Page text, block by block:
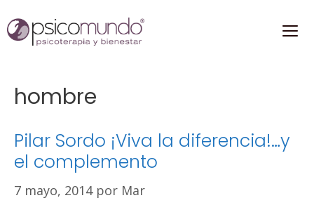
al
contenido
hombre
Pilar Sordo ¡Viva la diferencia!…y
el complemento
7 mayo, 2014 por Mar